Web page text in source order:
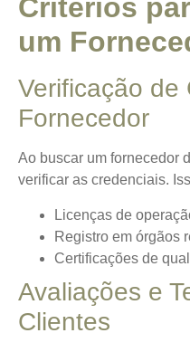
Critérios
um
Verificação de
Fornecedor
Ao buscar um fornecedor
verificar as credenciais.
Licenças de
Registro em órgãos
Certificações de
Avaliações e
Clientes